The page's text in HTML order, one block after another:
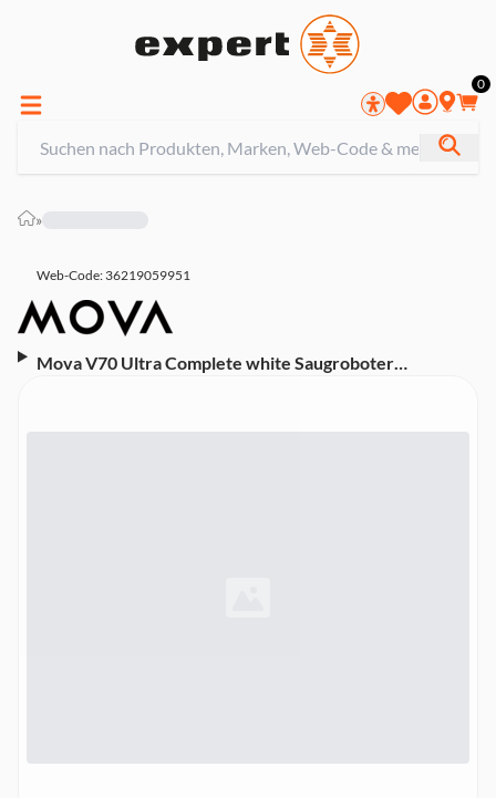
0
»
Web-Code: 36219059951
Mova V70 Ultra Complete white Saugroboter
Moppwäsche und Trocknung, StepMaster™-System 3.0,